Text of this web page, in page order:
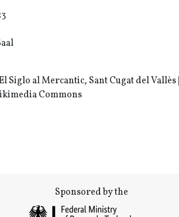
Siglo al Mercantic, Sant Cugat del Vallès |
Commons
Sponsored by the